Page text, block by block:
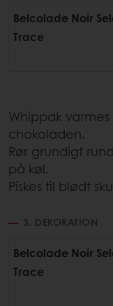
Belcolade Noir
Trace
Whippak
chokoladen.
Rør grundigt
på køl.
Piskes til blødt
3. DEKORATION
Belcolade Noir
Trace